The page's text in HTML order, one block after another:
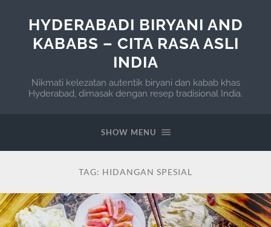
HYDERABADI BIRYANI AND
KABABS – CITA RASA ASLI
INDIA
Nikmati kelezatan autentik biryani dan kabab khas
Hyderabad, dimasak dengan resep tradisional India.
SHOW MENU
TAG: HIDANGAN SPESIAL